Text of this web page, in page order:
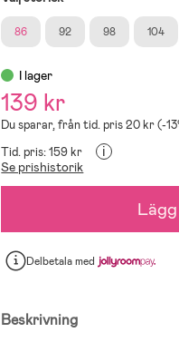
86 92 98 104
I lager
139 kr
Du sparar, från tid. pris 20 kr (-
Tid. pris: 159 kr
i
Se prishistorik
Delbetalamed
Beskrivning